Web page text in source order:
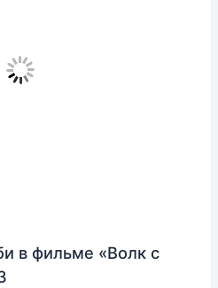
в фильме «Волк с